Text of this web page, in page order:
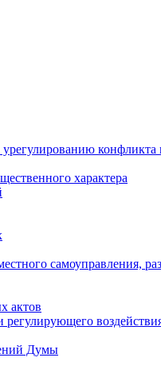
конфликта
характера
самоуправления,
актов
Думы